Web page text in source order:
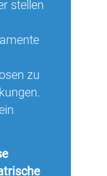
stellen
zu